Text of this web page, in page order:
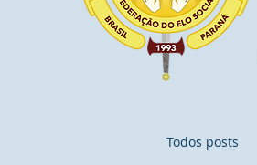
Todos posts